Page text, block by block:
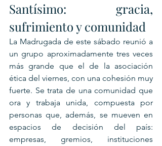
Santísimo: gracia,
sufrimiento y comunidad
La Madrugada de este sábado reunió a
un grupo aproximadamente tres veces
más grande que el de la asociación
ética del viernes, con una cohesión muy
fuerte. Se trata de una comunidad que
ora y trabaja unida, compuesta por
personas que, además, se mueven en
espacios de decisión del país:
empresas, gremios, instituciones